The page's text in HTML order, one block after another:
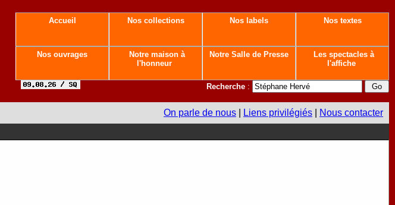
Accueil Nos collections Nos labels Nos textes
Nos ouvrages
Notre maison à
l'honneur
Notre Salle de Presse
Les spectacles à
l'affiche
Recherche :
On parle de nous Liens privilégiés Nous contacter